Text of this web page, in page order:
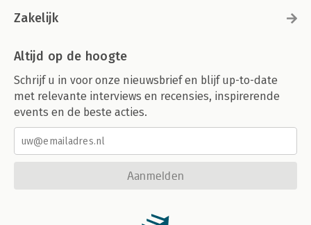
Zakelijk
Altijd op de hoogte
Schrijf u in voor onze nieuwsbrief en blijf up-to-date
met relevante interviews en recensies, inspirerende
events en de beste acties.
Aanmelden